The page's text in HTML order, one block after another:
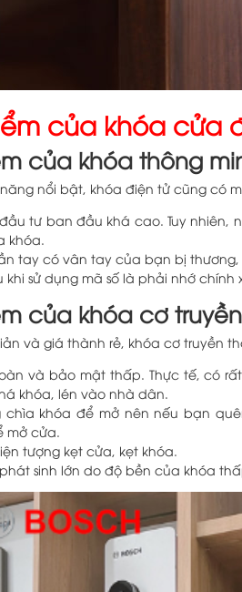
của khóa cửa
của khóa thông
nổi bật, khóa điện tử cũng có
tư ban đầu khá cao. Tuy nhiên,
khóa.
tay có vân tay của bạn bị
khi sử dụng mã số là phải nhớ chính
của khóa cơ
và giá thành rẻ, khóa cơ truyền
và bảo mật thấp. Thực tế, có
khóa, lén vào nhà dân.
chìa khóa để mở nên nếu bạn
mở cửa.
tượng kẹt cửa, kẹt khóa.
sinh lớn do độ bền của khóa